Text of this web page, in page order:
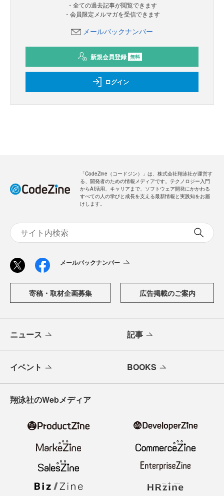
・全ての過去記事が閲覧できます
・会員限定メルマガを受信できます
メールバックナンバー
新規会員登録 無料
ログイン
「CodeZine（コードジン）」は、株式会社翔泳社が運営す
る、開発者のための情報メディアです。テクノロジー入門
からAI活用、キャリアまで、ソフトウェア開発にかかわる
すべての人の学びと成長を支える最新情報と実践知をお届
けします。
メールバックナンバー
寄稿・取材企画募集 広告掲載のご案内
ニュース 記事
イベント BOOKS
翔泳社のWebメディア